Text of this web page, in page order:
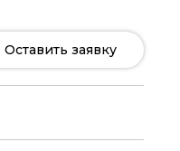
Оставить заявку